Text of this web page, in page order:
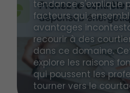
tendance s'explique
facteurs qui,
avantages
recourir à des
dans ce domaine.
explore les raisons
qui poussent les
tourner vers le